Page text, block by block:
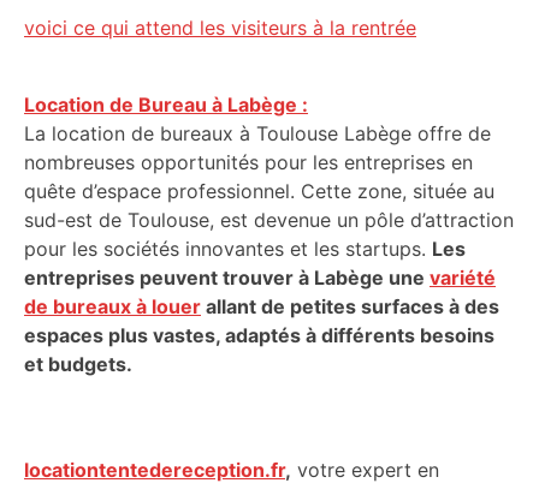
voici ce qui attend les visiteurs à la rentrée
Location de Bureau à Labège :
La location de bureaux à Toulouse Labège offre de
nombreuses opportunités pour les entreprises en
quête d’espace professionnel. Cette zone, située au
sud-est de Toulouse, est devenue un pôle d’attraction
pour les sociétés innovantes et les startups. Les
entreprises peuvent trouver à Labège une variété
de bureaux à louer allant de petites surfaces à des
espaces plus vastes, adaptés à différents besoins
et budgets.
locationtentedereception.fr, votre expert en